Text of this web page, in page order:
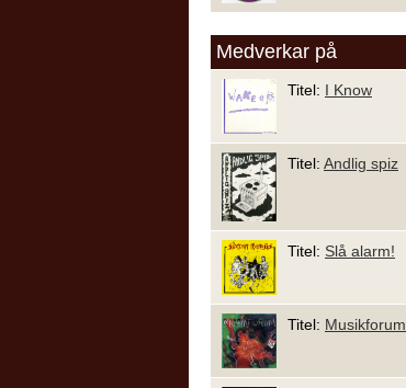
Medverkar på
Titel: I Know
Titel: Andlig spiz
Titel: Slå alarm!
Titel: Musikforum